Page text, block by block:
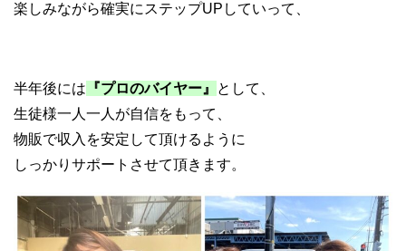
楽しみながら確実にステップUPしていって、
半年後には 『プロのバイヤー』
として、
生徒様一人一人が自信をもって、
物販で収入を安定して頂けるように
しっかりサポートさせて頂きます。